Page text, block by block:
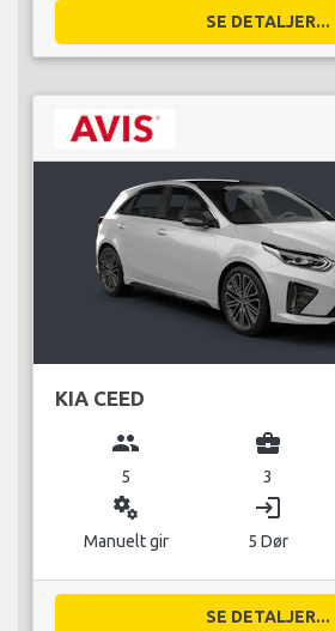
SE DETALJER...
KIA CEED
group
5
business_center
3
miscellaneous_services
Manuelt gir
login
5 Dør
SE DETALJER...